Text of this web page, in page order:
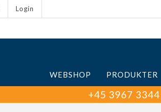
Login
WEBSHOP PRODUKTER
+45 3967